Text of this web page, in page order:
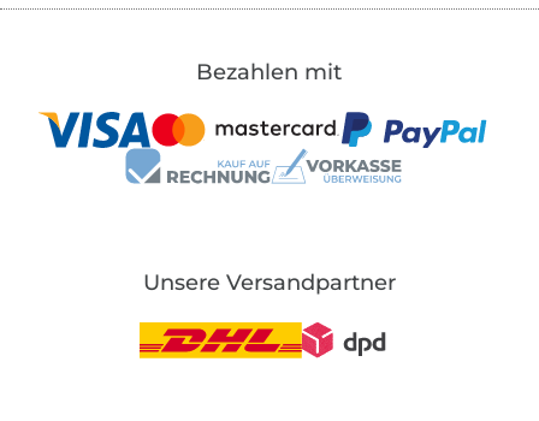
Bezahlen mit
Unsere Versandpartner